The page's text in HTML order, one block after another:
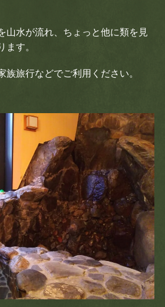
山水が流れ、ちょっと他に類を見
ます。
族旅行などでご利用ください。